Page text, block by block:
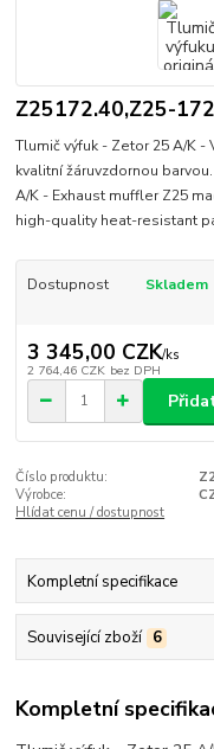
Z25172.40,Z25-
Tlumič výfuk - Zetor 25 A/K
kvalitní žáruvzdornou
A/K - Exhaust muffler Z25
high-quality heat-resistant
Dostupnost Skladem
3 345,00 CZK/ks
2 764,46 CZK bez DPH
Číslo produktu:
Výrobce:
Hlídat cenu / dostupnost
Kompletní specifikace
Související zboží 6
Kompletní